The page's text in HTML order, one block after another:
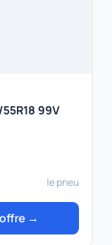
55R18 99V
le pneu
→